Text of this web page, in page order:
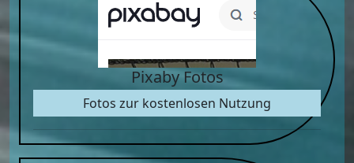
Pixaby Fotos
Fotos zur kostenlosen Nutzung